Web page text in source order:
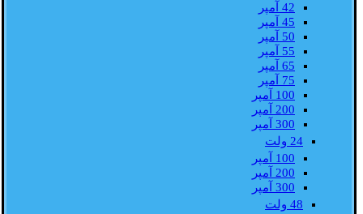
42 آمپر
45 آمپر
50 آمپر
55 آمپر
65 آمپر
75 آمپر
100 آمپر
200 آمپر
300 آمپر
24 ولت
100 آمپر
200 آمپر
300 آمپر
48 ولت